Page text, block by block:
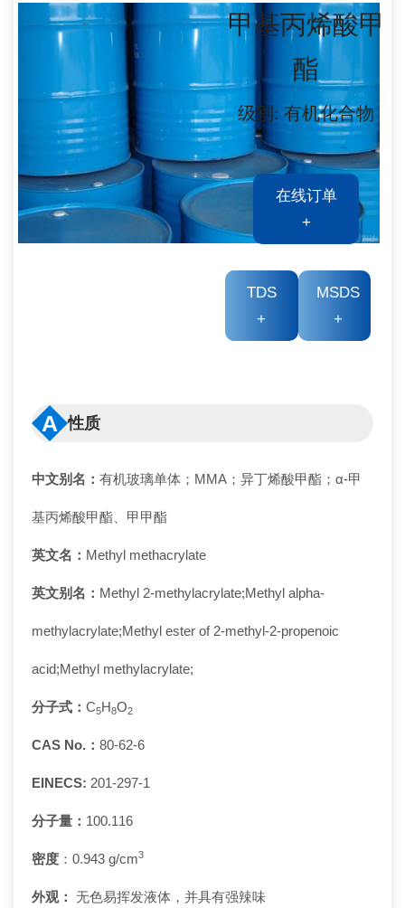
甲基丙烯酸甲
酯
级别: 有机化合物
在线订单
+
TDS
+
MSDS
+
A 性质
中文别名： 有机玻璃单体；MMA；异丁烯酸甲酯；α-甲
基丙烯酸甲酯、甲甲酯
英文名： Methyl methacrylate
英文别名： Methyl 2-methylacrylate;Methyl alpha-
methylacrylate;Methyl ester of 2-methyl-2-propenoic
acid;Methyl methylacrylate;
分子式： C5H8O2
CAS No.： 80-62-6
EINECS: 201-297-1
分子量： 100.116
密度 ：0.943 g/cm3
外观： 无色易挥发液体，并具有强辣味